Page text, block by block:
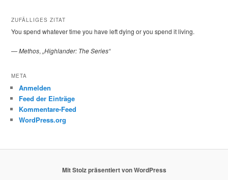
ZUFÄLLIGES ZITAT
You spend whatever time you have left dying or you spend it living.
—Methos,„Highlander: The Series“
META
Anmelden
Feed der Einträge
Kommentare-Feed
WordPress.org
Mit Stolz präsentiert von WordPress